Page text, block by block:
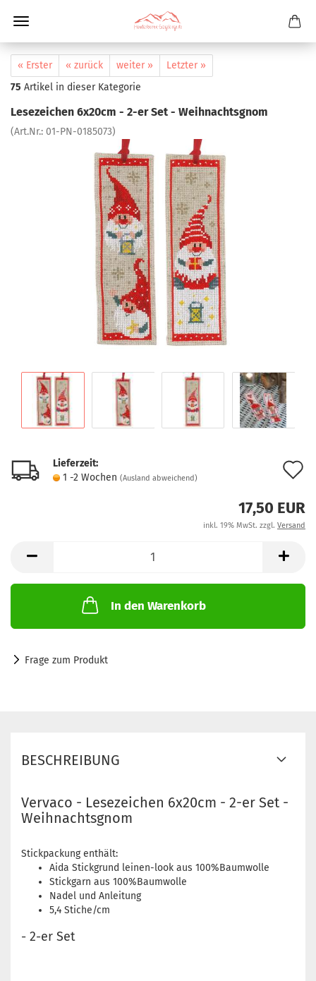
« Erster « zurück weiter »
Letzter »
75 Artikel in dieser Kategorie
Lesezeichen 6x20cm - 2-er Set - Weihnachtsgnom
(Art.Nr.: 01-PN-0185073)
Lieferzeit:
1 -2 Wochen (Ausland abweichend)
17,50 EUR
inkl. 19% MwSt. zzgl. Versand
In den Warenkorb
Frage zum Produkt
BESCHREIBUNG
Vervaco - Lesezeichen 6x20cm - 2-er Set -
Weihnachtsgnom
Stickpackung enthält:
Aida Stickgrund leinen-look aus 100%Baumwolle
Stickgarn aus 100%Baumwolle
Nadel und Anleitung
5,4 Stiche/cm
- 2-er Set